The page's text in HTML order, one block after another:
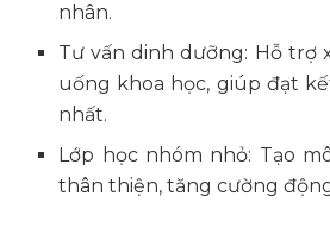
nhân.​
Tư vấn dinh dưỡng: Hỗ trợ
uống khoa học, giúp đạt
nhất.​
Lớp học nhóm nhỏ: Tạo
thân thiện, tăng cường